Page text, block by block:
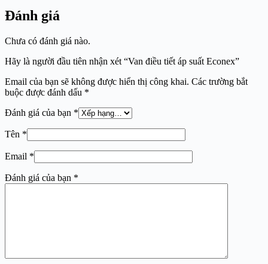
Đánh giá
Chưa có đánh giá nào.
Hãy là người đầu tiên nhận xét “Van điều tiết áp suất Econex”
Email của bạn sẽ không được hiển thị công khai. Các trường bắt
buộc được đánh dấu *
Đánh giá của bạn *
Tên *
Email *
Đánh giá của bạn *